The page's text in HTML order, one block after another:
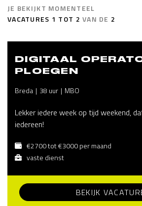
JE BEKIJKT MOMENTEEL
VACATURES 1 TOT 2 VAN DE 2
DIGITAAL
PLOEGEN
Breda 38 uur MBO
Lekker iedere week op tijd weekend,
iedereen!
€2700 tot €3000 per maand
vaste dienst
BEKIJK